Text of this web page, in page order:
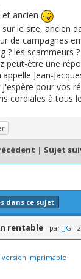
ancien
le site, ancien
de campagnes
? les scammeurs
peut-être une
Jean-
pour vos
cordiales à tous
| Sujet
dans ce sujet
rentable - par JJG -
version imprimable